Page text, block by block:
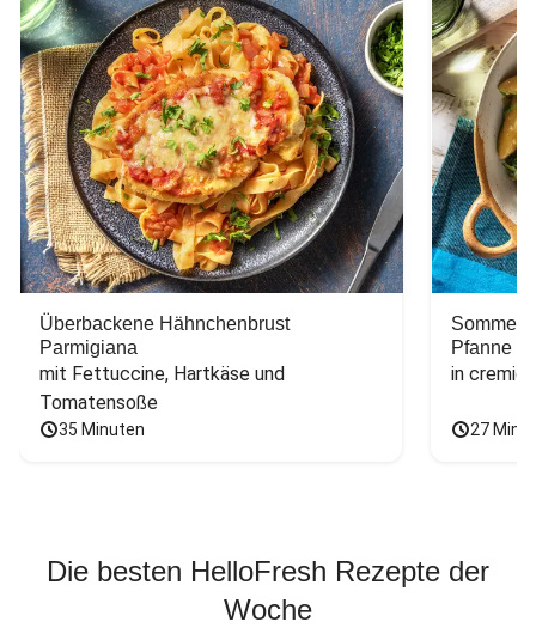
Überbackene Hähnchenbrust
Parmigiana
mit Fettuccine, Hartkäse und
Tomatensoße
35 Minuten
Pfanne
in
27
Die besten HelloFresh Rezepte der
Woche